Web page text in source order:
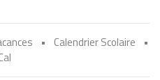
• Calendrier Scolaire
•